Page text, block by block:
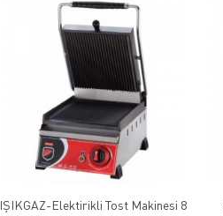
IŞIKGAZ-Elektirikli Tost Makinesi 8